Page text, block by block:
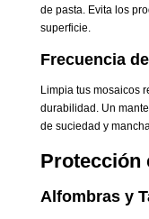
de pasta. Evita los
superficie.
Frecuencia
Limpia tus mosaicos
durabilidad. Un
de suciedad y
Protección
Alfombras y